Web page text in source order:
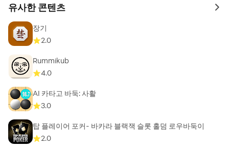
- 개인정보 처리방침 :
http://help.netmarble.com/policy/privacy_policy.asp?
locale=ko
- 서비스 운영 정책 :
http://helpcs.netmarble.net/m/policy.asp?
gameCode=momak
- 이용약관 :
https://help.netmarble.com/terms/terms_of_service_k
유사한 콘텐츠 to
장기
2.0
Rummikub
4.0
AI 카타고 바둑: 사활
3.0
탑 플레이어 포커- 바카라 블랙잭 슬롯 홀덤 로우바둑이
2.0